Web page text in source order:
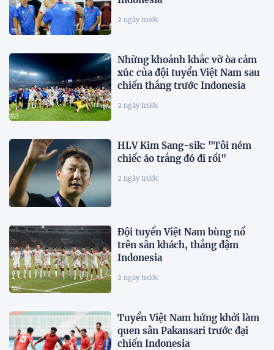
2 ngày trước
Những khoảnh khắc vỡ òa cảm
xúc của đội tuyển Việt Nam sau
chiến thắng trước Indonesia
2 ngày trước
HLV Kim Sang-sik: "Tôi ném
chiếc áo trắng đó đi rồi"
2 ngày trước
Đội tuyển Việt Nam bùng nổ
trên sân khách, thắng đậm
Indonesia
2 ngày trước
Tuyển Việt Nam hứng khởi làm
quen sân Pakansari trước đại
chiến Indonesia